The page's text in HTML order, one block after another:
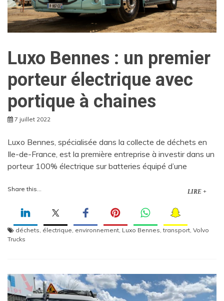
Luxo Bennes : un premier
porteur électrique avec
portique à chaines
7 juillet 2022
Luxo Bennes, spécialisée dans la collecte de déchets en
Ile-de-France, est la première entreprise à investir dans un
porteur 100% électrique sur batteries équipé d’une
Share this... LIRE +
déchets électrique environnement Luxo Bennes ,transport Volvo
Trucks